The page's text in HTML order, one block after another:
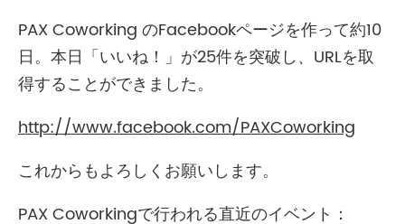
PAX Coworking のFacebookページを作って約10
日。本日「いいね！」が25件を突破し、URLを取
得することができました。
http://www.facebook.com/PAXCoworking
これからもよろしくお願いします。
PAX Coworkingで行われる直近のイベント：